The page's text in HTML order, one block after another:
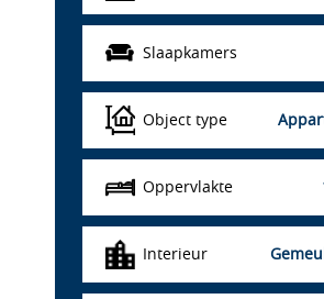
Slaapkamers
Object type
Oppervlakte
Interieur